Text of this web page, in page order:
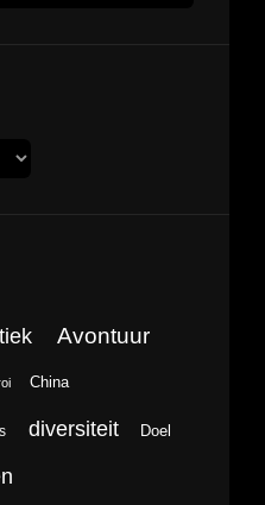
Avontuur
China
diversiteit Doel